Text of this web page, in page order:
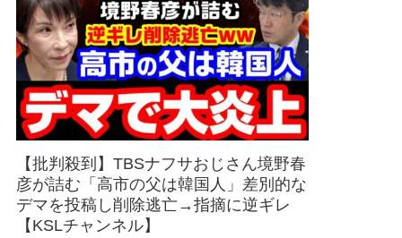
【批判殺到】TBSナフサおじさん境野春
彦が詰む「高市の父は韓国人」差別的な
デマを投稿し削除逃亡→指摘に逆ギレ
【KSLチャンネル】